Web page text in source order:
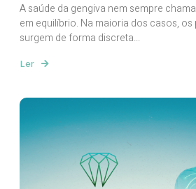
A saúde da gengiva nem sempre
em equilíbrio. Na maioria dos casos,
surgem de forma discreta...
Ler